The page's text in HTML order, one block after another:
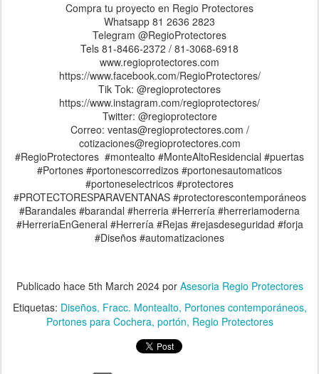
Compra tu proyecto en Regio Protectores
Whatsapp 81 2636 2823
Telegram @RegioProtectores
Tels 81-8466-2372 / 81-3068-6918
www.regioprotectores.com
https://www.facebook.com/RegioProtectores/
Tik Tok: @regioprotectores
https://www.instagram.com/regioprotectores/
Twitter: @regioprotectore
Correo: ventas@regioprotectores.com /
cotizaciones@regioprotectores.com
#RegioProtectores #montealto #MonteAltoResidencial #puertas
#Portones #portonescorredizos #portonesautomaticos
#portoneselectricos #protectores
#PROTECTORESPARAVENTANAS #protectorescontemporáneos
#Barandales #barandal #herreria #Herrería #herreriamoderna
#HerreriaEnGeneral #Herrería #Rejas #rejasdeseguridad #forja
#Diseños #automatizaciones
Publicado hace 5th March 2024por Asesoria Regio Protectores
Etiquetas: Diseños Fracc. Montealto Portones contemporáneos
Portones para Cochera portón Regio Protectores